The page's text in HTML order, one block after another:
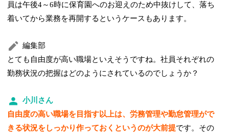
員は午後4～6時に保育園へのお迎えのため中抜けして、落ち
着いてから業務を再開するというケースもあります。
編集部
とても自由度が高い職場といえそうですね。社員それぞれの
勤務状況の把握はどのようにされているのでしょうか？
小川さん
自由度の高い職場を目指す以上は、労務管理や勤怠管理がで
きる状況をしっかり作っておくというのが大前提です。その